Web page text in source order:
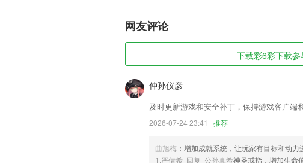
彩6彩下载软件特色
2,【心理咨询新大纲全天免费直播】
3,全部免费，打开就能用！
4,采用基于大数据的信用审核体系，通过审核的用
5,涉诉人和失信人查询，为你的生意保驾护航！
彩6彩下载软件优势
网友评论
下载彩6彩下载
仲孙仪彦
及时更新游戏和安全补丁，保持游戏客户端
2026-07-24 23:41 推荐
曲旭梅 ：增加成就系统，让玩家有目标和动力
1.严倩希 回复 公孙真希神圣戒指，增加生命